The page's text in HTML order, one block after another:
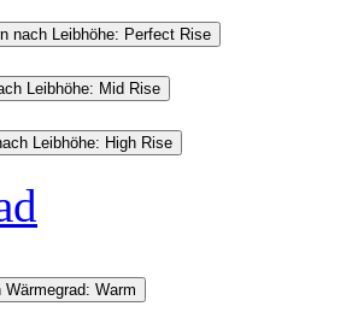
nach Leibhöhe: Perfect Rise
Leibhöhe: Mid Rise
Leibhöhe: High Rise
Wärmegrad: Warm